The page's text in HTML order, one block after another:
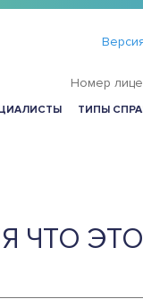
Номер
ТИПЫ
ЧТО